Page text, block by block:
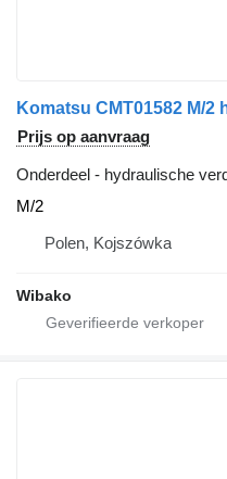
Komatsu CMT01582 M/
Prijs op aanvraag
Onderdeel - hydraulische
M/2
Polen, Kojszówka
Wibako